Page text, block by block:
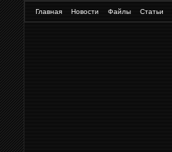
Главная Новости Файлы Статьи